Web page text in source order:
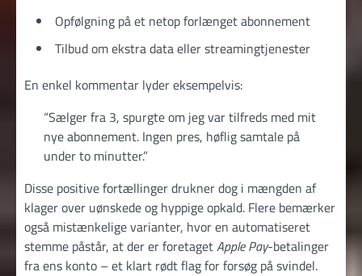
Opfølgning på et netop forlænget abonnement
Tilbud om ekstra data eller streamingtjenester
En enkel kommentar lyder eksempelvis:
“Sælger fra 3, spurgte om jeg var tilfreds med mit
nye abonnement. Ingen pres, høflig samtale på
under to minutter.”
Disse positive fortællinger drukner dog i mængden af
klager over uønskede og hyppige opkald. Flere bemærker
også mistænkelige varianter, hvor en automatiseret
stemme påstår, at der er foretagetApple Pay-betalinger
fra ens konto – et klart rødt flag for forsøg på svindel.